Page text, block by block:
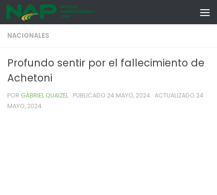
Skip to content
NACIONALES
Profundo sentir por el fallecimiento de
Achetoni
POR GABRIEL QUAIZEL · PUBLICADO 24 MAYO, 2024 · ACTUALIZADO 24
MAYO, 2024